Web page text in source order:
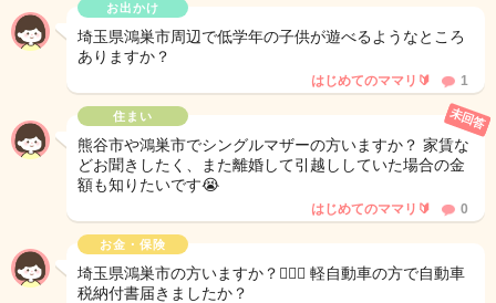
お出かけ
埼玉県鴻巣市周辺で低学年の子供が遊べるようなところ
ありますか？
はじめてのママリ🔰 1
住まい
熊谷市や鴻巣市でシングルマザーの方いますか？ 家賃な
どお聞きしたく、また離婚して引越ししていた場合の金
額も知りたいです😭
未回答
はじめてのママリ🔰 0
お金・保険
埼玉県鴻巣市の方いますか？🙋🏻‍♀️ 軽自動車の方で自動車
税納付書届きましたか？